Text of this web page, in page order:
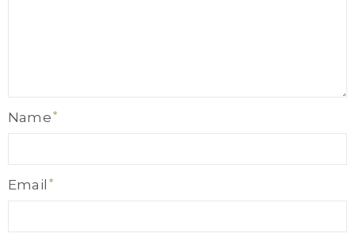
Name
Email